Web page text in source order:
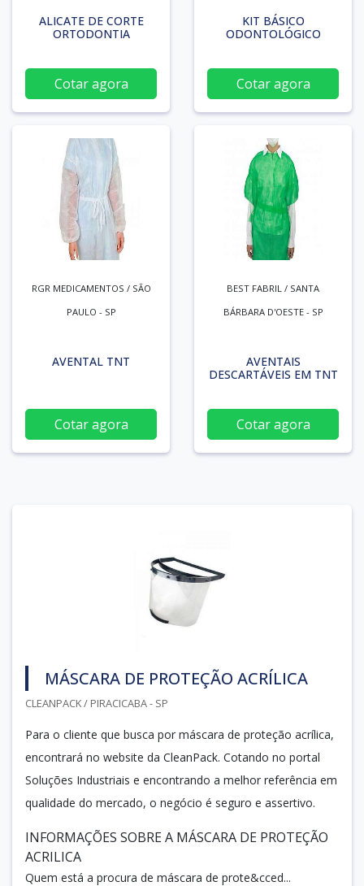
ALICATE DE CORTE
ORTODONTIA
Cotar agora
KIT BÁSICO
ODONTOLÓGICO
Cotar agora
RGR MEDICAMENTOS / SÃO
PAULO - SP
AVENTAL TNT
Cotar agora
BEST FABRIL / SANTA
BÁRBARA D'OESTE - SP
AVENTAIS
DESCARTÁVEIS EM TNT
Cotar agora
MÁSCARA DE PROTEÇÃO ACRÍLICA
CLEANPACK / PIRACICABA - SP
Para o cliente que busca por máscara de proteção acrílica,
encontrará no website da CleanPack. Cotando no portal
Soluções Industriais e encontrando a melhor referência em
qualidade do mercado, o negócio é seguro e assertivo.
INFORMAÇÕES SOBRE A MÁSCARA DE PROTEÇÃO
ACRILICA
Quem está a procura de máscara de prote&cced...